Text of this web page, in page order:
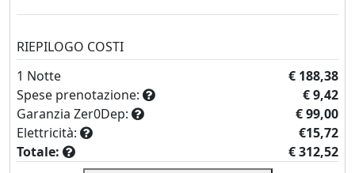
RIEPILOGO COSTI
1 Notte
€ 188,38
Spese prenotazione:
€ 9,42
Garanzia Zer0Dep:
€ 99,00
Elettricità:
€15,72
Totale:
€ 312,52